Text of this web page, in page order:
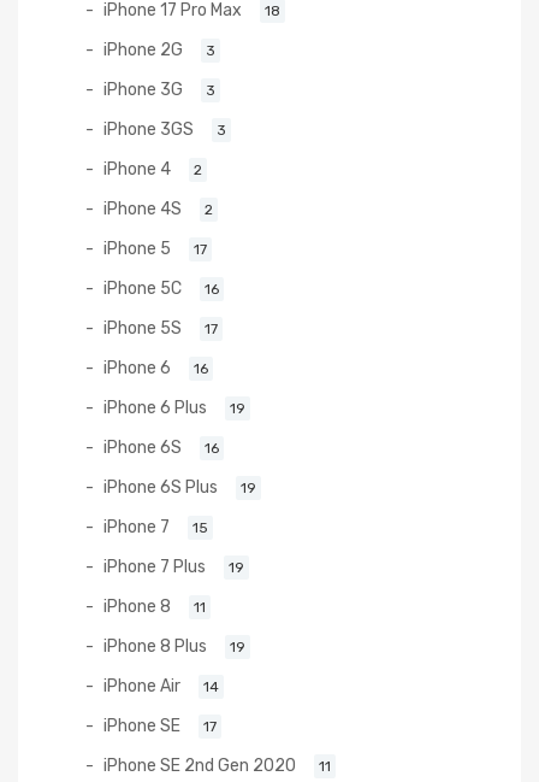
iPhone 17 Pro Max 18
iPhone 2G 3
iPhone 3G 3
iPhone 3GS 3
iPhone 4 2
iPhone 4S 2
iPhone 5 17
iPhone 5C 16
iPhone 5S 17
iPhone 6 16
iPhone 6 Plus 19
iPhone 6S 16
iPhone 6S Plus 19
iPhone 7 15
iPhone 7 Plus 19
iPhone 8 11
iPhone 8 Plus 19
iPhone Air 14
iPhone SE 17
iPhone SE 2nd Gen 2020 11